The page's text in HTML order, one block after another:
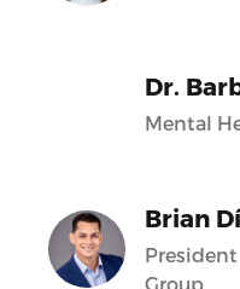
Dr.
Mental
Brian
Group